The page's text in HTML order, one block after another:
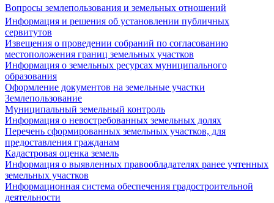
Вопросы землепользования и земельных отношений
Информация и решения об установлении публичных
сервитутов
Извещения о проведении собраний по согласованию
местоположения границ земельных участков
Информация о земельных ресурсах муниципального
образования
Оформление документов на земельные участки
Землепользование
Муниципальный земельный контроль
Информация о невостребованных земельных долях
Перечень сформированных земельных участков, для
предоставления гражданам
Кадастровая оценка земель
Информация о выявленных правообладателях ранее учтенных
земельных участков
Информационная система обеспечения градостроительной
деятельности